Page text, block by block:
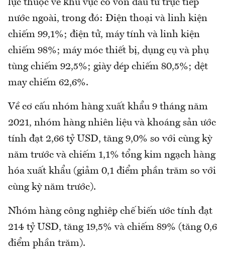
lực thuộc về khu vực có vốn đầu tư trực tiếp
nước ngoài, trong đó: Điện thoại và linh kiện
chiếm 99,1%; điện tử, máy tính và linh kiện
chiếm 98%; máy móc thiết bị, dụng cụ và phụ
tùng chiếm 92,5%; giày dép chiếm 80,5%; dệt
may chiếm 62,6%.
Về cơ cấu nhóm hàng xuất khẩu 9 tháng năm
2021, nhóm hàng nhiên liệu và khoáng sản ước
tính đạt 2,66 tỷ USD, tăng 9,0% so với cùng kỳ
năm trước và chiếm 1,1% tổng kim ngạch hàng
hóa xuất khẩu (giảm 0,1 điểm phần trăm so với
cùng kỳ năm trước).
Nhóm hàng công nghiệp chế biến ước tính đạt
214 tỷ USD, tăng 19,5% và chiếm 89% (tăng 0,6
điểm phần trăm).